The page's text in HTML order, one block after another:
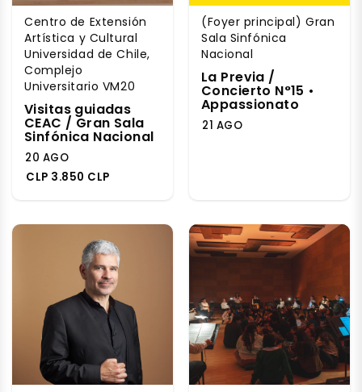
Centro de Extensión
Artística y Cultural
Universidad de Chile,
Complejo
Universitario VM20
Visitas guiadas
CEAC / Gran Sala
Sinfónica Nacional
20 AGO
CLP 3.850 CLP
(Foyer principal) Gran
Sala Sinfónica
Nacional
La Previa /
Concierto N°15 •
Appassionato
21 AGO